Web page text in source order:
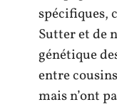
spécifiques,
Sutter et de
génétique
entre
mais n’ont